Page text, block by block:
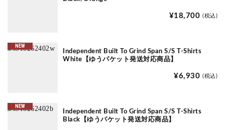
¥18,700 (税込)
NEW
Independent Built To Grind Span S/S T-Shirts
White【ゆうパケット発送対応商品】
¥6,930 (税込)
NEW
Independent Built To Grind Span S/S T-Shirts
Black【ゆうパケット発送対応商品】